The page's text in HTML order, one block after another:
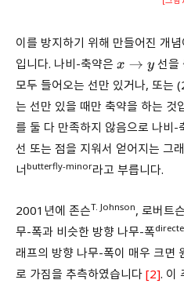
이를 방지하기 위해 만들어진 개
입니다. 나비-축약은 x→y 선을
모두 들어오는 선만 있거나, 또는
는 선만 있을 때만 축약을 하는
를 둘 다 만족하지 않음으로 나비
선 또는 점을 지워서 얻어지는 그
너butterfly-minor라고 부릅니다.
2001년에 존슨T. Johnson, 로버트
무-폭과 비슷한 방향 나무-폭
래프의 방향 나무-폭이 매우 크면
로 가짐을 추측하였습니다 [2]. 이